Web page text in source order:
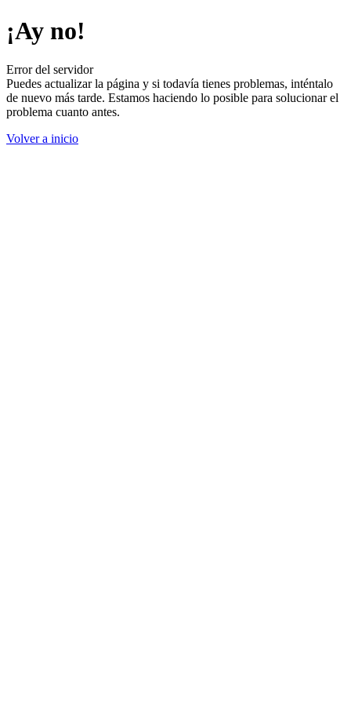
¡Ay no!
Error del servidor
Puedes actualizar la página y si todavía tienes problemas, inténtalo
de nuevo más tarde. Estamos haciendo lo posible para solucionar el
problema cuanto antes.
Volver a inicio